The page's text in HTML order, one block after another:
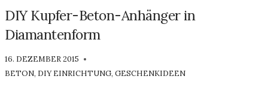
DIY Kupfer-Beton-Anhänger in
Diamantenform
VON
LUISA
16. DEZEMBER 2015
BETON, DIY EINRICHTUNG, GESCHENKIDEEN